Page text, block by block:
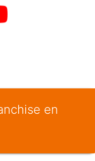
en